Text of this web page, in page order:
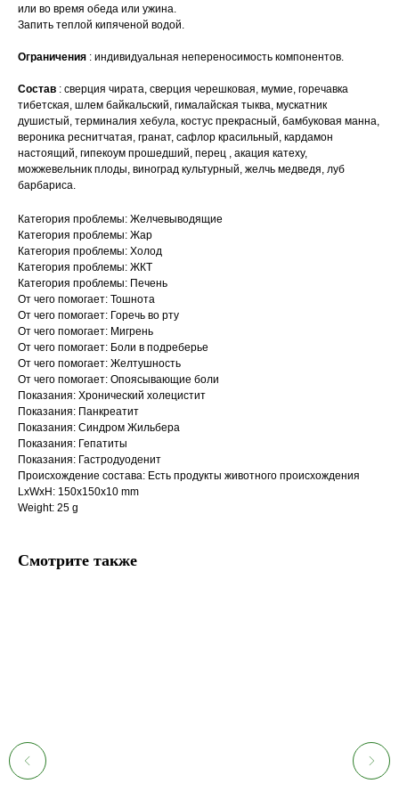
или во время обеда или ужина.
Запить теплой кипяченой водой.
Ограничения : индивидуальная непереносимость компонентов.
Состав : сверция чирата, сверция черешковая, мумие, горечавка
тибетская, шлем байкальский, гималайская тыква, мускатник
душистый, терминалия хебула, костус прекрасный, бамбуковая манна,
вероника реснитчатая, гранат, сафлор красильный, кардамон
настоящий, гипекоум прошедший, перец , акация катеху,
можжевельник плоды, виноград культурный, желчь медведя, луб
барбариса.
Категория проблемы: Желчевыводящие
Категория проблемы: Жар
Категория проблемы: Холод
Категория проблемы: ЖКТ
Категория проблемы: Печень
От чего помогает: Тошнота
От чего помогает: Горечь во рту
От чего помогает: Мигрень
От чего помогает: Боли в подреберье
От чего помогает: Желтушность
От чего помогает: Опоясывающие боли
Показания: Хронический холецистит
Показания: Панкреатит
Показания: Синдром Жильбера
Показания: Гепатиты
Показания: Гастродуоденит
Происхождение состава: Есть продукты животного происхождения
LxWxH: 150x150x10 mm
Weight: 25 g
Смотрите также